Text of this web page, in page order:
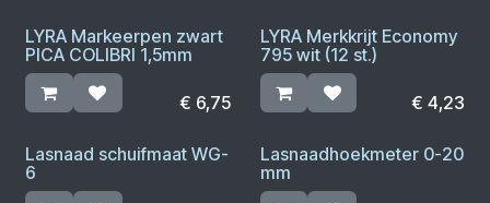
LYRA Markeerpen zwart
PICA COLIBRI 1,5mm
€ 6,75
LYRA Merkkrijt Economy
795 wit (12 st.)
€ 4,23
Lasnaad schuifmaat WG-
6
Lasnaadhoekmeter 0-20
mm